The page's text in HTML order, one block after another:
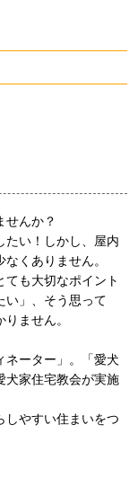
せんか？
たい！しかし、屋内
くありません。
ても大切なポイント
い」、そう思って
ません。
ネーター」。「愛犬
犬家住宅教会が実施
しやすい住まいをつ